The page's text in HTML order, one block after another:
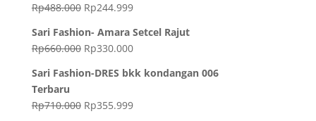
Rp488.000 Rp244.999
Sari Fashion- Amara Setcel Rajut
Rp660.000 Rp330.000
Sari Fashion-DRES bkk kondangan 006
Terbaru
Rp710.000 Rp355.999